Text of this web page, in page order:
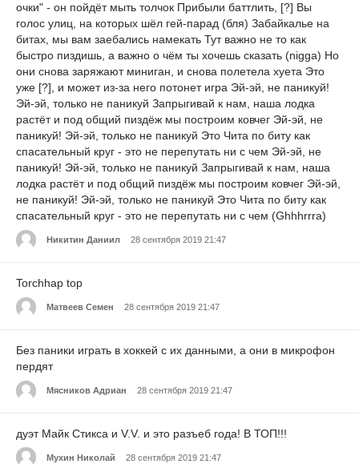
очки" - он пойдёт мыть толчок Прибыли баттлить, [?] Вы
голос улиц, на которых шёл гей-парад (бля) Забайкалье на
битах, мы вам заебались намекать Тут важно не то как
быстро пиздишь, а важно о чём ты хочешь сказать (nigga) Но
они снова заряжают миниган, и снова полетела хуета Это
уже [?], и может из-за него потонет игра Эй-эй, не паникуй!
Эй-эй, только не паникуй Запрыгивай к нам, наша лодка
растёт и под общий пиздёж мы построим ковчег Эй-эй, не
паникуй! Эй-эй, только не паникуй Это Чита по биту как
спасательный круг - это не перепутать ни с чем Эй-эй, не
паникуй! Эй-эй, только не паникуй Запрыгивай к нам, наша
лодка растёт и под общий пиздёж мы построим ковчег Эй-эй,
не паникуй! Эй-эй, только не паникуй Это Чита по биту как
спасательный круг - это не перепутать ни с чем (Ghhhrrra)
Никитин Даниил 28 сентября 2019 21:47
Torchhap top
Матвеев Семен 28 сентября 2019 21:47
Без паники играть в хоккей с их данными, а они в микрофон
пердят
Мясников Адриан 28 сентября 2019 21:47
дуэт Майк Стикса и V.V. и это разъеб года! В ТОП!!!
Мухин Николай 28 сентября 2019 21:47